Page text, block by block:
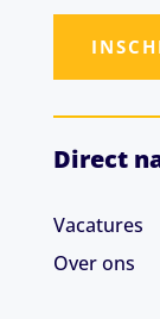
Direct
Vacatures
Over ons